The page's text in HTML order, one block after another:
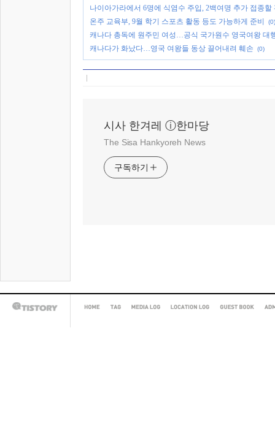
나이아가라에서 6명에 식염수 주입, 2백여명 추가 접종할
온주 교육부, 9월 학기 스포츠 활동 등도 가능하게 준비
(0)
캐나다 총독에 원주민 여성…공식 국가원수 영국여왕 대
캐나다가 화났다…영국 여왕들 동상 끌어내려 훼손
(0)
시사 한겨레 ⓘ한마당
The Sisa Hankyoreh News
구독하기